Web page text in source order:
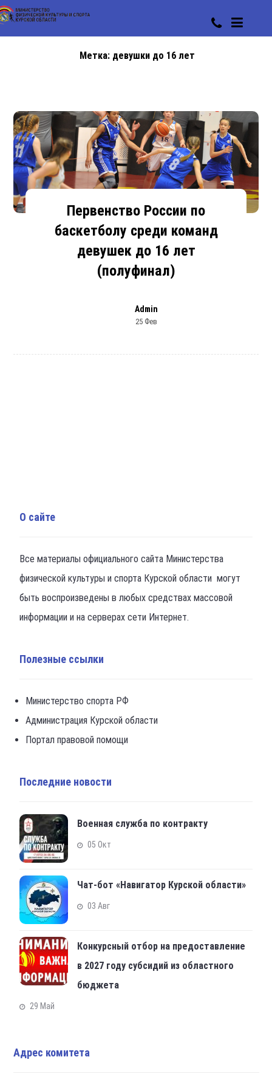
Метка: девушки до 16 лет
Первенство России по
баскетболу среди команд
девушек до 16 лет
(полуфинал)
Admin
25 Фев
О сайте
Все материалы официального сайта Министерства
физической культуры и спорта Курской области могут
быть воспроизведены в любых средствах массовой
информации и на серверах сети Интернет.
Полезные ссылки
Министерство спорта РФ
Администрация Курской области
Портал правовой помощи
Последние новости
Военная служба по контракту
05 Окт
Чат-бот «Навигатор Курской области»
03 Авг
Конкурсный отбор на предоставление
в 2027 году субсидий из областного
бюджета
29 Май
Адрес комитета